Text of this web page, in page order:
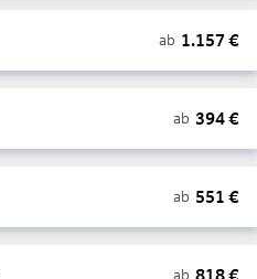
ab 1.157 €
ab 394€
ab 551 €
ab 818€